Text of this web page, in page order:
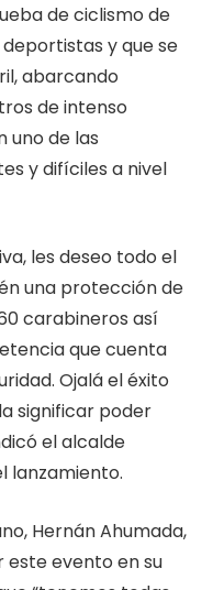
de ciclismo de
y que se
abarcando
de intenso
uno de las
y difíciles a nivel
les deseo todo el
una protección de
carabineros así
que cuenta
Ojalá el éxito
significar poder
el alcalde
lanzamiento.
Hernán Ahumada,
evento en su